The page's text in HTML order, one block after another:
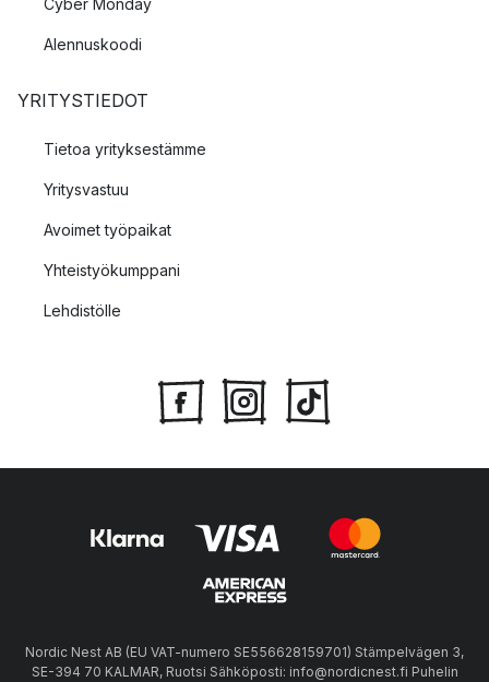
Cyber Monday
Alennuskoodi
YRITYSTIEDOT
Tietoa yrityksestämme
Yritysvastuu
Avoimet työpaikat
Yhteistyökumppani
Lehdistölle
Nordic Nest AB (EU VAT-numero SE556628159701) Stämpelvägen 3,
SE-394 70 KALMAR, Ruotsi Sähköposti: info@nordicnest.fi Puhelin